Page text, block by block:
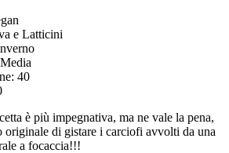
e Latticini
Media
40
è più impegnativa, ma ne vale la pena,
originale di gistare i carciofi avvolti da una
a focaccia!!!